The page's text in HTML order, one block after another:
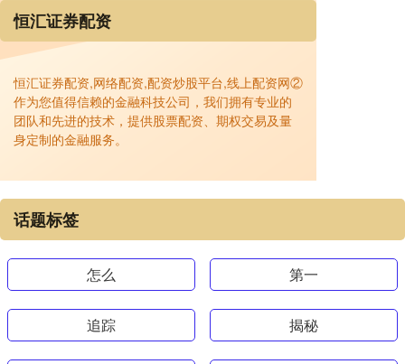
恒汇证券配资
恒汇证券配资,网络配资,配资炒股平台,线上配资网②
作为您值得信赖的金融科技公司，我们拥有专业的
团队和先进的技术，提供股票配资、期权交易及量
身定制的金融服务。
话题标签
怎么 第一
追踪 揭秘